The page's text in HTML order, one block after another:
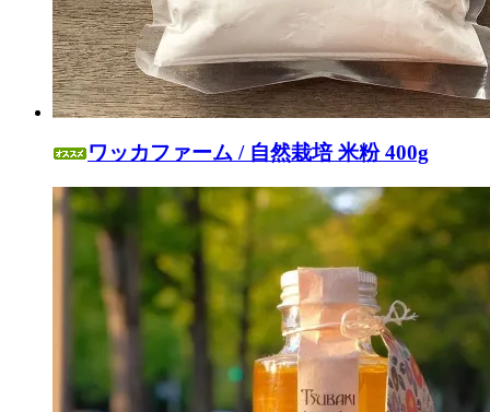
ワッカファーム / 自然栽培 米粉 400g